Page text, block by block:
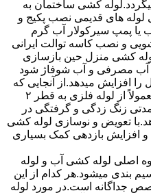
کشی ساختمان به
های قدیمی نصب پکیج و
پمپ سیرکولار آب گرم
و نصب کاسه توالت ایرانی
کشی منزل حین بازسازی
آب مصرفی و آب شوفاژ شود
را افزایش میدهد.از آنجایی که
برای لوله کشی داخلی ساختمان معمولاً از لوله فلزی به قطر ۲
زنگ زدگی و گرفتگی در
تعویض و نوسازی لوله کشی
افزایش بازدهی کمک بسیاری
اصلی لوله کشی آب و لوله
بندی میشود.هر کدام از این
جداگانه است.در مورد لوله